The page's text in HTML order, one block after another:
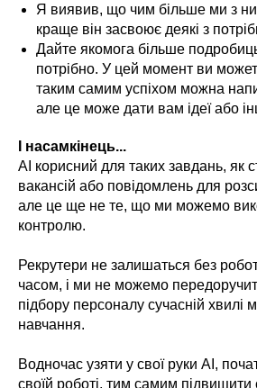
Я виявив, що чим більше ми з
краще він засвоює деякі з
Дайте якомога більше
потрібно. У цей момент ви
таким самим успіхом можна
але це може дати вам ідеї або
І насамкінець...
AI корисний для таких завдань, як
вакансій або повідомлень для
але це ще не те, що ми можемо
контролю.
Рекрутери не залишаться без
часом, і ми не можемо
підбору персоналу сучасній хвилі
навчання.
Водночас узяти у свої руки AI,
своїй роботі, тим самим